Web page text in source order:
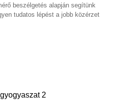
beszélgetés alapján segítünk
tudatos lépést a jobb közérzet